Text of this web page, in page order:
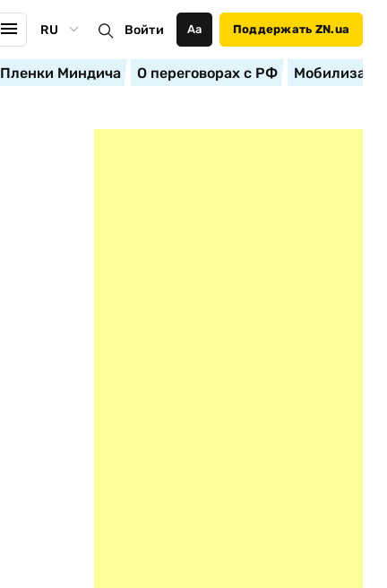
RU Войти Аа Поддержать ZN.ua
Пленки Миндича О переговорах с РФ